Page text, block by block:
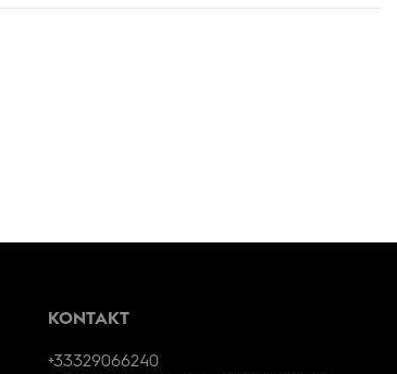
KONTAKT
+33329066240